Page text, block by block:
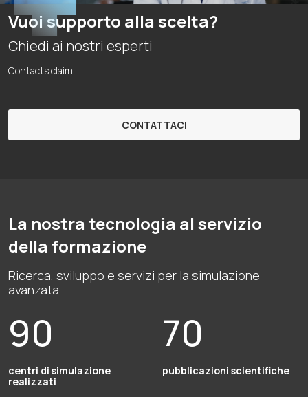
Vuoi supporto alla scelta?
Chiedi ai nostri esperti
Contacts claim
CONTATTACI
La nostra tecnologia al servizio
della formazione
Ricerca, sviluppo e servizi per la simulazione
avanzata
90
centri di simulazione
realizzati
70
pubblicazioni scientifiche